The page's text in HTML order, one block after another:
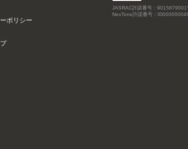
ポリシー
JASRAC許諾番号：
NexTone許諾番号：